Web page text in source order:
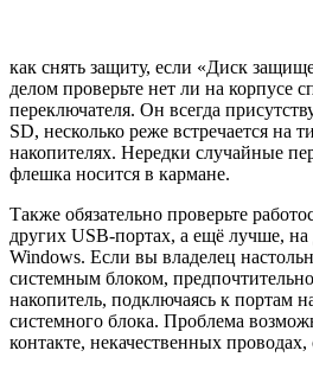
как снять защиту, если «Диск
делом проверьте нет ли на корпусе
переключателя. Он всегда
SD, несколько реже встречается на
накопителях. Нередки случайные
флешка носится в кармане.
Также обязательно проверьте
других USB-портах, а ещё лучше,
Windows. Если вы владелец
системным блоком,
накопитель, подключаясь к портам
системного блока. Проблема
контакте, некачественных